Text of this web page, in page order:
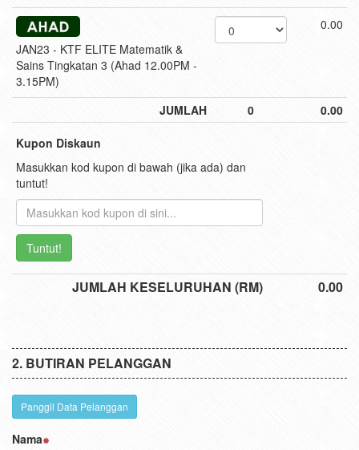
JAN23 - KTF ELITE Matematik &
Sains Tingkatan 3 (Ahad 12.00PM -
3.15PM)
0.00
JUMLAH 0 0.00
Kupon Diskaun
Masukkan kod kupon di bawah (jika ada) dan
tuntut!
Tuntut!
JUMLAH KESELURUHAN (RM) 0.00
BUTIRAN PELANGGAN
Panggil Data Pelanggan
Nama